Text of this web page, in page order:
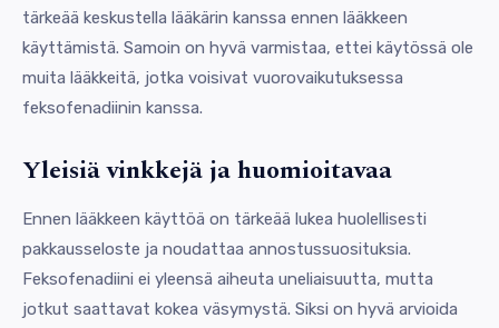
tärkeää keskustella lääkärin kanssa ennen lääkkeen
käyttämistä. Samoin on hyvä varmistaa, ettei käytössä ole
muita lääkkeitä, jotka voisivat vuorovaikutuksessa
feksofenadiinin kanssa.
Yleisiä vinkkejä ja huomioitavaa
Ennen lääkkeen käyttöä on tärkeää lukea huolellisesti
pakkausseloste ja noudattaa annostussuosituksia.
Feksofenadiini ei yleensä aiheuta uneliaisuutta, mutta
jotkut saattavat kokea väsymystä. Siksi on hyvä arvioida